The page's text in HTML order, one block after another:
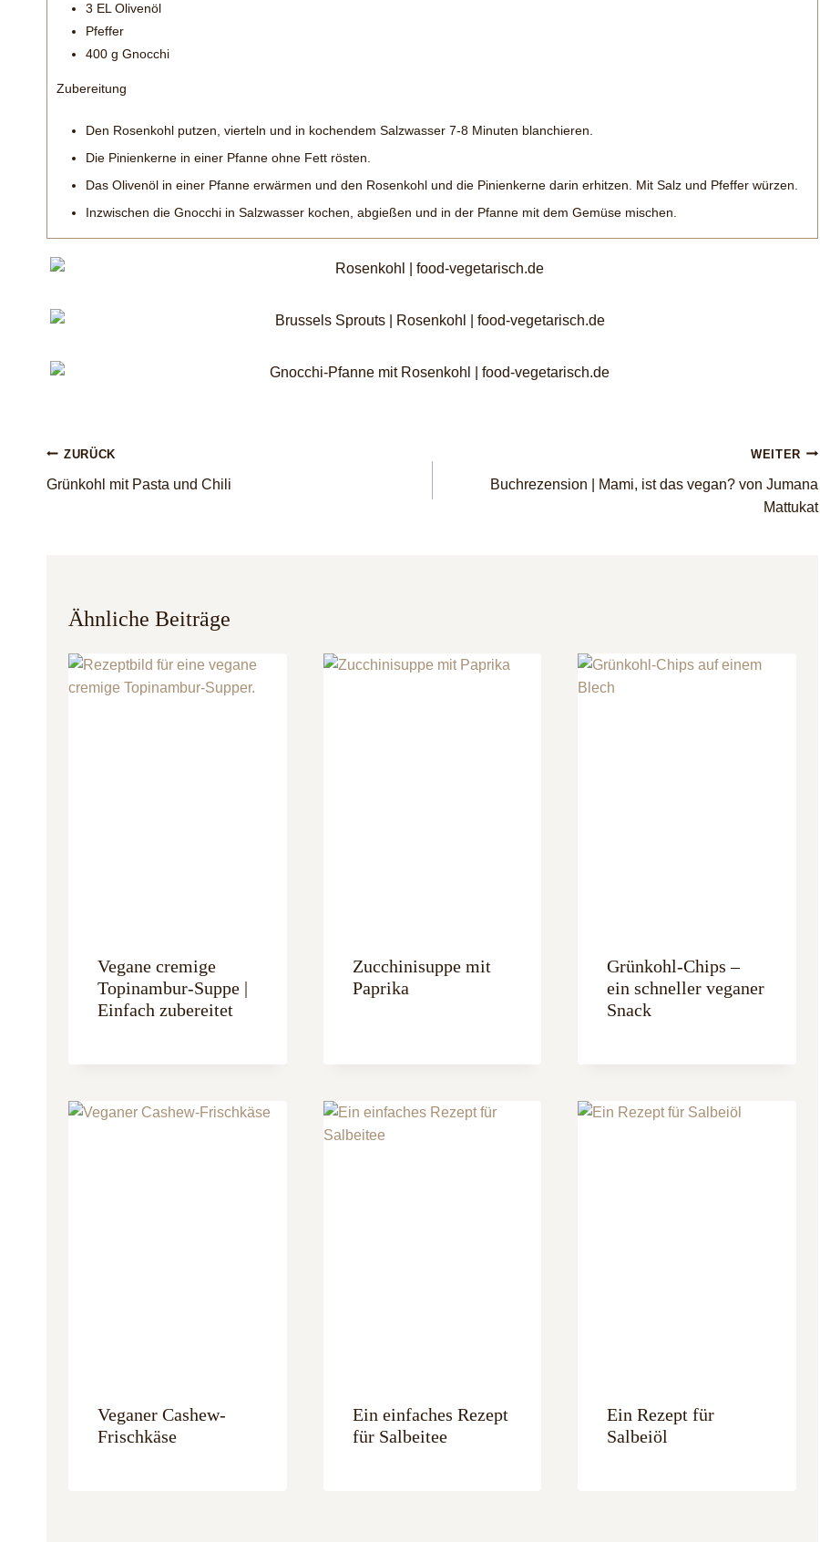
3 EL Olivenöl
Pfeffer
400 g Gnocchi
Zubereitung
Den Rosenkohl putzen, vierteln und in kochendem Salzwasser 7-8 Minuten blanchieren.
Die Pinienkerne in einer Pfanne ohne Fett rösten.
Das Olivenöl in einer Pfanne erwärmen und den Rosenkohl und die Pinienkerne darin erhitzen. Mit Salz und Pfeffer würzen.
Inzwischen die Gnocchi in Salzwasser kochen, abgießen und in der Pfanne mit dem Gemüse mischen.
Beitragsnavigation
ZURÜCK
Grünkohl mit Pasta und Chili
WEITER
Buchrezension | Mami, ist das vegan? von Jumana
Mattukat
Ähnliche Beiträge
Vegane cremige
Topinambur-Suppe |
Einfach zubereitet
Zucchinisuppe mit
Paprika
Grünkohl-Chips –
ein schneller veganer
Snack
Veganer Cashew-
Frischkäse
Ein einfaches Rezept
für Salbeitee
Ein Rezept für
Salbeiöl